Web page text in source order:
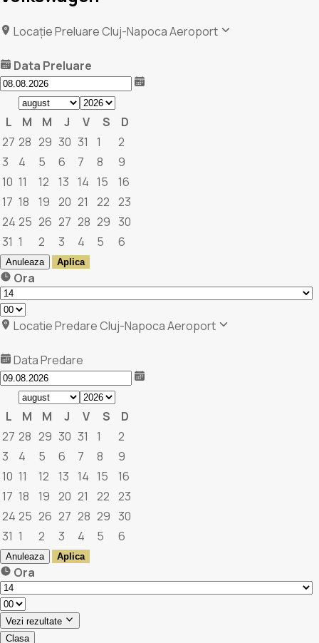
Locație PreluareCluj-Napoca Aeroport
Data Preluare
L M M J V S
D
27 28 29 30 31 1
2
3
4 5 6 7 8
9
10 11 12 13 14 15
16
17 18 19 20 21 22 23
24 25 26 27 28 29 30
31 1 2 3 4 5 6
Anuleaza Aplica
Ora
Locatie PredareCluj-Napoca Aeroport
Data Predare
L M M J V S
D
27 28 29 30 31 1
2
3
4 5 6 7 8
9
10 11 12 13 14 15
16
17 18 19 20 21 22 23
24 25 26 27 28 29 30
31 1 2 3 4 5 6
Anuleaza Aplica
Ora
Vezi rezultate
Clasa